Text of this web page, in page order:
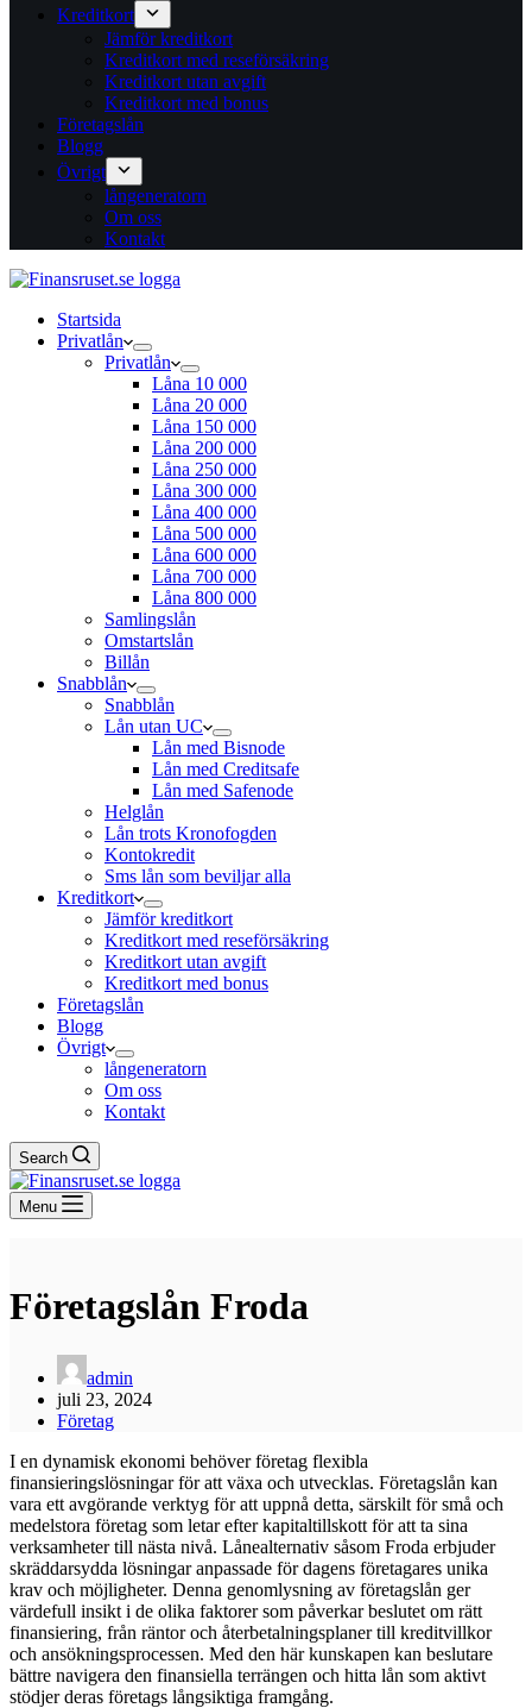
Kreditkort
Jämför kreditkort
Kreditkort med reseförsäkring
Kreditkort utan avgift
Kreditkort med bonus
Företagslån
Blogg
Övrigt
långeneratorn
Om oss
Kontakt
Startsida
Privatlån
Privatlån
Låna 10 000
Låna 20 000
Låna 150 000
Låna 200 000
Låna 250 000
Låna 300 000
Låna 400 000
Låna 500 000
Låna 600 000
Låna 700 000
Låna 800 000
Samlingslån
Omstartslån
Billån
Snabblån
Snabblån
Lån utan UC
Lån med Bisnode
Lån med Creditsafe
Lån med Safenode
Helglån
Lån trots Kronofogden
Kontokredit
Sms lån som beviljar alla
Kreditkort
Jämför kreditkort
Kreditkort med reseförsäkring
Kreditkort utan avgift
Kreditkort med bonus
Företagslån
Blogg
Övrigt
långeneratorn
Om oss
Kontakt
Search
Menu
Företagslån Froda
admin
juli 23, 2024
Företag
I en dynamisk ekonomi behöver företag flexibla
finansieringslösningar för att växa och utvecklas. Företagslån kan
vara ett avgörande verktyg för att uppnå detta, särskilt för små och
medelstora företag som letar efter kapitaltillskott för att ta sina
verksamheter till nästa nivå. Lånealternativ såsom Froda erbjuder
skräddarsydda lösningar anpassade för dagens företagares unika
krav och möjligheter. Denna genomlysning av företagslån ger
värdefull insikt i de olika faktorer som påverkar beslutet om rätt
finansiering, från räntor och återbetalningsplaner till kreditvillkor
och ansökningsprocessen. Med den här kunskapen kan beslutare
bättre navigera den finansiella terrängen och hitta lån som aktivt
stödjer deras företags långsiktiga framgång.